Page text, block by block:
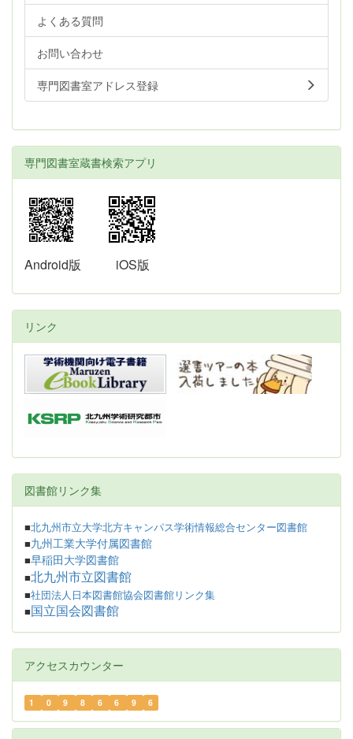
よくある質問
お問い合わせ
専門図書室アドレス登録
専門図書室蔵書検索アプリ
Android版 iOS版
リンク
図書館リンク集
■北九州市立大学北方キャンパス学術情報総合センター図書館
■九州工業大学付属図書館
■早稲田大学図書館
■北九州市立図書館
■社団法人日本図書館協会図書館リンク集
■ 国立国会図書館
アクセスカウンター
1 0 9 8 6 6 9 6